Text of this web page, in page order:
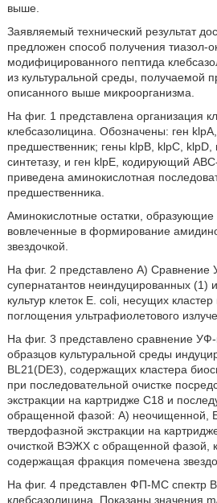
выше.
Заявляемый технический результат
предложен способ получения тиазол-
модифицированного пептида
из культуральной среды, получаемой
описанного выше микроорганизма.
На фиг. 1 представлена организация
клебсазолицина. Обозначены: ген
предшественник; гены klpB, klpC,
синтетазу, и ген klpE, кодирующий
приведена аминокислотная
предшественника.
Аминокислотные остатки, образующие
вовлеченные в формирование
звездочкой.
На фиг. 2 представлено А)
супернатантов неиндуцированных (1)
культур клеток Е. coli, несущих
поглощения ультрафиолетового
На фиг. 3 представлено сравнение
образцов культуральной среды
BL21(DE3), содержащих кластера
при последовательной очистке
экстракции на картридже С18 и
обращенной фазой: А) неочищенной,
твердофазной экстракции на
очисткой ВЭЖХ с обращенной фазой,
содержащая фракция помечена
На фиг. 4 представлен ФП-МС спектр
клебсазолицина. Показаны значения